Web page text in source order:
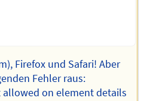
Firefox und Safari! Aber
Fehler raus:
on element details